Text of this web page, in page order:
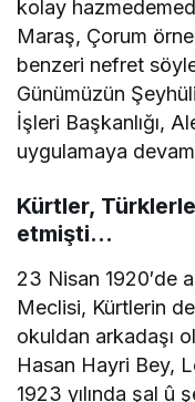
kolay
Maraş, Çorum
benzeri nefret
Günümüzün
İşleri Başkanlığı,
uygulamaya
Kürtler,
etmişti…
23 Nisan 1920′de
Meclisi, Kürtlerin
okuldan arkadaşı
Hasan Hayri Bey,
1923 yılında şal û